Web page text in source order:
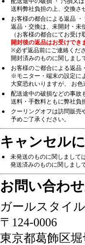
送料弊社負担の上、交換さ
●
お客様の都合による返品 ・
返品・交換は、未開封・未
（お客様の都合にてお受
開封後の返品はお受けでき
※必ず返品前にご連絡くだ
開封済みのものに関しまし
●
お客様のご都合による返品
※モニター・端末の設定に
大変恐れいりますが、 お
●
配送途中の破損などの事故
送料・手数料ともに弊社負
●
クーリングオフは訪問販売
予めご了承ください。
キャンセル
●
未発送のものに関しまして
発送済みのものに関しまし
お問い合わ
ガールスタイ
〒124-0006
東京都葛飾区堀